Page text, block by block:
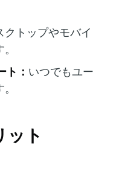
クトップやモバイ
ト： いつでもユー
ット